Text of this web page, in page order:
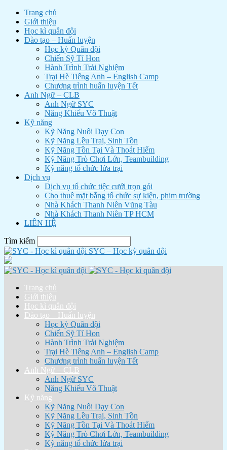
Trang chủ
Giới thiệu
Học kì quân đội
Đào tạo – Huấn luyện
Học kỳ Quân đội
Chiến Sỹ Tí Hon
Hành Trình Trải Nghiệm
Trại Hè Tiếng Anh – English Camp
Chương trình huấn luyện Tết
Anh Ngữ – CLB
Anh Ngữ SYC
Năng Khiếu Võ Thuật
Kỹ năng
Kỹ Năng Nuôi Dạy Con
Kỹ Năng Lều Trại, Sinh Tồn
Kỹ Năng Tồn Tại Và Thoát Hiểm
Kỹ Năng Trò Chơi Lớn, Teambuilding
Kỹ năng tổ chức lửa trại
Dịch vụ
Dịch vụ tổ chức tiệc cưới trọn gói
Cho thuê mặt bằng tổ chức sự kiện, phim trường
Nhà Khách Thanh Niên Vũng Tàu
Nhà Khách Thanh Niên TP HCM
LIÊN HỆ
Tìm kiếm
SYC – Học kỳ quân đội
Trang chủ
Giới thiệu
Học kì quân đội
Đào tạo – Huấn luyện
Học kỳ Quân đội
Chiến Sỹ Tí Hon
Hành Trình Trải Nghiệm
Trại Hè Tiếng Anh – English Camp
Chương trình huấn luyện Tết
Anh Ngữ – CLB
Anh Ngữ SYC
Năng Khiếu Võ Thuật
Kỹ năng
Kỹ Năng Nuôi Dạy Con
Kỹ Năng Lều Trại, Sinh Tồn
Kỹ Năng Tồn Tại Và Thoát Hiểm
Kỹ Năng Trò Chơi Lớn, Teambuilding
Kỹ năng tổ chức lửa trại